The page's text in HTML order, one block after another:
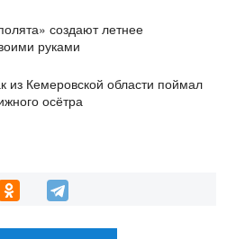
создают летнее
руками
из Кемеровской области поймал
осётра